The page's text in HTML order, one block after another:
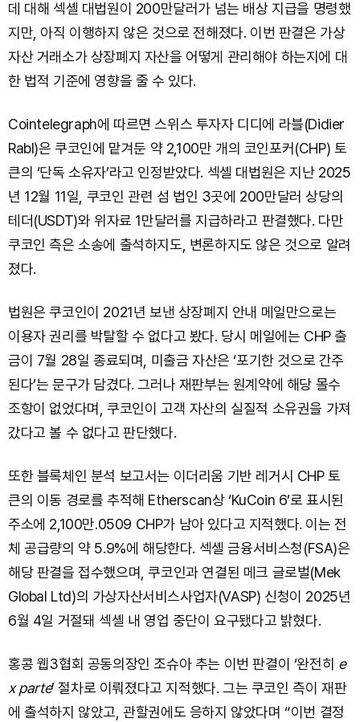
데 대해 섹셸 대법원이 200만달러가 넘는 배상 지급을 명령했
지만, 아직 이행하지 않은 것으로 전해졌다. 이번 판결은 가상
자산 거래소가 상장폐지 자산을 어떻게 관리해야 하는지에 대
한 법적 기준에 영향을 줄 수 있다.
Cointelegraph에 따르면 스위스 투자자 디디에 라블(Didier
Rabl)은 쿠코인에 맡겨둔 약 2,100만 개의 코인포커(CHP) 토
큰의 ‘단독 소유자’라고 인정받았다. 섹셸 대법원은 지난 2025
년 12월 11일, 쿠코인 관련 섬 법인 3곳에 200만달러 상당의
테더(USDT)와 위자료 1만달러를 지급하라고 판결했다. 다만
쿠코인 측은 소송에 출석하지도, 변론하지도 않은 것으로 알려
졌다.
법원은 쿠코인이 2021년 보낸 상장폐지 안내 메일만으로는
이용자 권리를 박탈할 수 없다고 봤다. 당시 메일에는 CHP 출
금이 7월 28일 종료되며, 미출금 자산은 ‘포기한 것으로 간주
된다’는 문구가 담겼다. 그러나 재판부는 원계약에 해당 몰수
조항이 없었다며, 쿠코인이 고객 자산의 실질적 소유권을 가져
갔다고 볼 수 없다고 판단했다.
또한 블록체인 분석 보고서는 이더리움 기반 레거시 CHP 토
큰의 이동 경로를 추적해 Etherscan상 ‘KuCoin 6’로 표시된
주소에 2,100만.0509 CHP가 남아 있다고 지적했다. 이는 전
체 공급량의 약 5.9%에 해당한다. 섹셸 금융서비스청(FSA)은
해당 판결을 접수했으며, 쿠코인과 연결된 메크 글로벌(Mek
Global Ltd)의 가상자산서비스사업자(VASP) 신청이 2025년
6월 4일 거절돼 섹셸 내 영업 중단이 요구됐다고 밝혔다.
홍콩 웹3협회 공동의장인 조슈아 추는 이번 판결이 ‘완전히 e
x parte’ 절차로 이뤄졌다고 지적했다. 그는 쿠코인 측이 재판
에 출석하지 않았고, 관할권에도 응하지 않았다며 “이번 결정